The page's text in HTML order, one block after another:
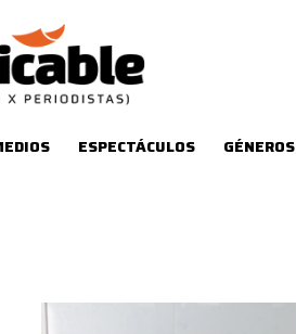
ESPECTÁCULOS GÉNEROS